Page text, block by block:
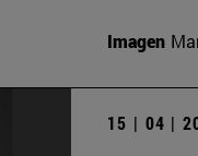
Imagen
15 | 04 |